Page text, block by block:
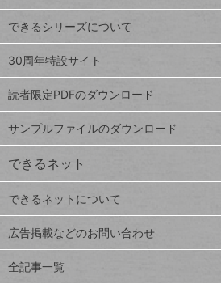
ド
Google
スプレ
ッドシ
ート
iPhone
VLOOKUP
close
閉じ
る
ト
ッ
プ
ペ
ジ
連載
Excel Q&A
トイアンナ流仕
事術
PowerAutomate
できるシリーズについて
30周年特設サイト
読者限定PDFのダウンロード
サンプルファイルのダウンロード
できるネット
できるネットについて
広告掲載などのお問い合わせ
全記事一覧